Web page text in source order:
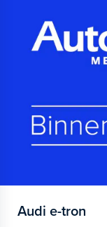
Audi e-tron